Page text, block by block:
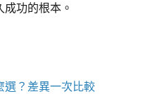
功的根本。
選？差異一次比較